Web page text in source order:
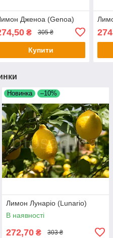
Дженоа (Genoa)
₴ 305 ₴
Купити
Новинка –10%
Лимон Лунаріо (Lunario)
В наявності
272,70 ₴ 303 ₴